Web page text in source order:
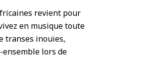
revient pour
en musique toute
transes inouïes,
lors de